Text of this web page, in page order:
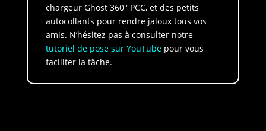
chargeur Ghost 360° PCC, et des petits
autocollants pour rendre jaloux tous vos
amis. N’hésitez pas à consulter notre
tutoriel de pose sur YouTubepour vous
faciliter la tâche.